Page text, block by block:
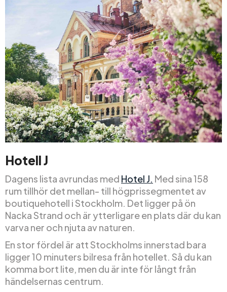
Hotell J
Dagens lista avrundas med Hotel J. Med sina 158
rum tillhör det mellan- till högprissegmentet av
boutiquehotell i Stockholm. Det ligger på ön
Nacka Strand och är ytterligare en plats där du kan
varva ner och njuta av naturen.
En stor fördel är att Stockholms innerstad bara
ligger 10 minuters bilresa från hotellet. Så du kan
komma bort lite, men du är inte för långt från
händelsernas centrum.